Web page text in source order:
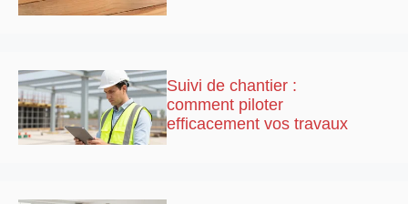
Suivi de chantier :
comment piloter
efficacement vos travaux